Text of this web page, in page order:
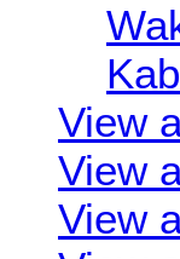
View
View
View